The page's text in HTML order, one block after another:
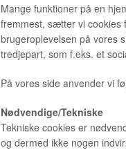
Mange funktioner på en
fremmest, sætter vi cookies
brugeroplevelsen på vores
tredjepart, som f.eks. et
På vores side anvender vi
Nødvendige/Tekniske
Tekniske cookies er
og dermed ikke nogen